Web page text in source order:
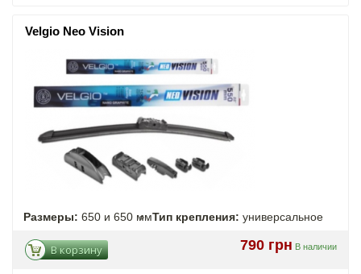
Velgio Neo Vision
Размеры: 650 и 650 ммТип крепления: универсальное
790 грн В наличии
В корзину